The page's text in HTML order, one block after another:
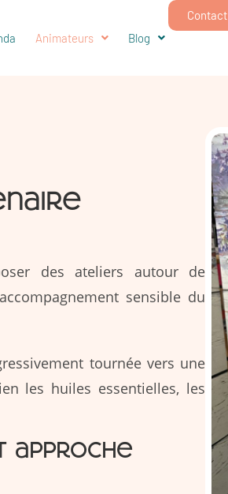
Animateurs Blog
Contact
des ateliers autour de
sensible du
tournée vers une
les huiles essentielles, les
approche